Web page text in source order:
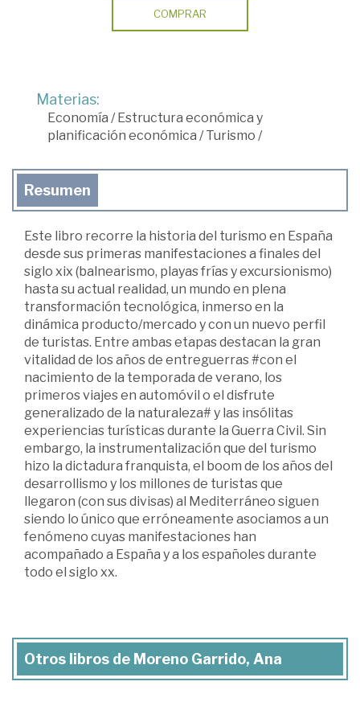
COMPRAR
Materias:
Economía / Estructura económica y
planificación económica /Turismo /
Resumen
Este libro recorre la historia del turismo en España
desde sus primeras manifestaciones a finales del
siglo xix (balnearismo, playas frías y excursionismo)
hasta su actual realidad, un mundo en plena
transformación tecnológica, inmerso en la
dinámica producto/mercado y con un nuevo perfil
de turistas. Entre ambas etapas destacan la gran
vitalidad de los años de entreguerras #con el
nacimiento de la temporada de verano, los
primeros viajes en automóvil o el disfrute
generalizado de la naturaleza# y las insólitas
experiencias turísticas durante la Guerra Civil. Sin
embargo, la instrumentalización que del turismo
hizo la dictadura franquista, el boom de los años del
desarrollismo y los millones de turistas que
llegaron (con sus divisas) al Mediterráneo siguen
siendo lo único que erróneamente asociamos a un
fenómeno cuyas manifestaciones han
acompañado a España y a los españoles durante
todo el siglo xx.
Otros libros de Moreno Garrido, Ana